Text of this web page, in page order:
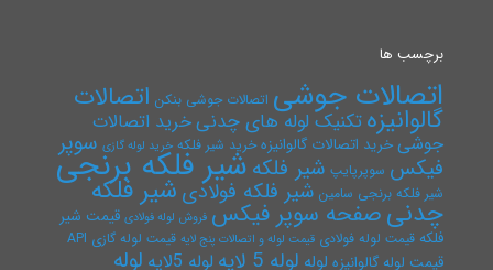
برچسب ها
اتصالات جوشی اتصالات جوشی بنکن اتصالات
گالوانیزهتکنیک لوله های چدنیخرید اتصالات
جوشیخرید اتصالات گالوانیزه خرید شیر فلکه خرید لوله گازی سوپر
فیکس سوپرپایپ شیر فلکه شیر فلکه برنجی
شیر فلکه برنجی سامین شیر فلکه فولادی شیر فلکه
چدنیصفحه سوپر فیکس فروش لوله فولادی قیمت شیر
فلکه قیمت لوله فولادی قیمت لوله و اتصالات پنج لایه قیمت لوله گازی API
قیمت لوله گالوانیزه لوله لوله 5 لایه لوله 5لایه لوله